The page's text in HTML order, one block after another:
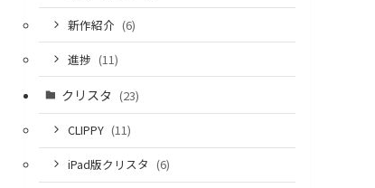
新作紹介 (6)
進捗 (11)
クリスタ (23)
CLIPPY (11)
iPad版クリスタ (6)